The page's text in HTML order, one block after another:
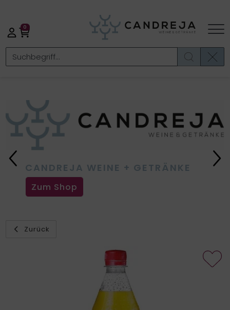
0
CANDREJA WEINE + GETRÄNKE
Zum Shop
Previous
Zurück